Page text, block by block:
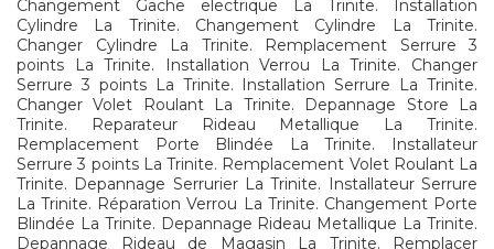
Changement Gache electrique La Trinite. Installation
Cylindre La Trinite. Changement Cylindre La Trinite.
Changer Cylindre La Trinite. Remplacement Serrure 3
points La Trinite. Installation Verrou La Trinite. Changer
Serrure 3 points La Trinite. Installation Serrure La Trinite.
Changer Volet Roulant La Trinite. Depannage Store La
Trinite. Reparateur Rideau Metallique La Trinite.
Remplacement Porte Blindée La Trinite. Installateur
Serrure 3 points La Trinite. Remplacement Volet Roulant La
Trinite. Depannage Serrurier La Trinite. Installateur Serrure
La Trinite. Réparation Verrou La Trinite. Changement Porte
Blindée La Trinite. Depannage Rideau Metallique La Trinite.
Depannage Rideau de Magasin La Trinite. Remplacer